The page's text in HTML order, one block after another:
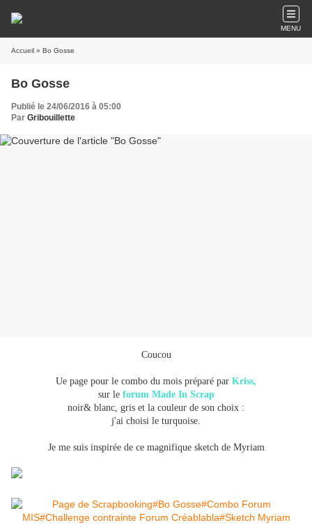
MENU
Accueil » Bo Gosse
Bo Gosse
Publié le 24/06/2016 à 05:00
Par Gribouillette
Coucou
Ue page pour le combo du mois préparé par Kriss,
sur le forum Made In Scrap
noir& blanc, gris et la couleur de son choix :
j'ai choisi le turquoise.
Je me suis inspirée de ce magnifique sketch de Myriam